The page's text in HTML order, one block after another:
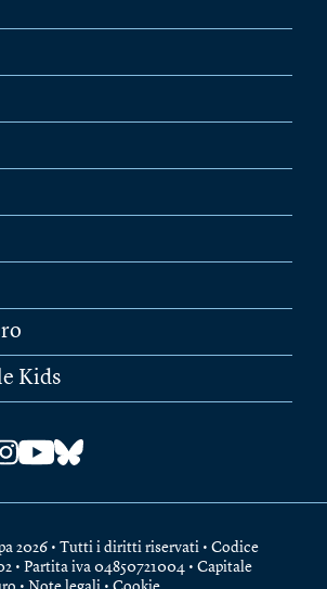
Kids
2026 • Tutti i diritti riservati • Codice
• Partita iva 04850721004 • Capitale